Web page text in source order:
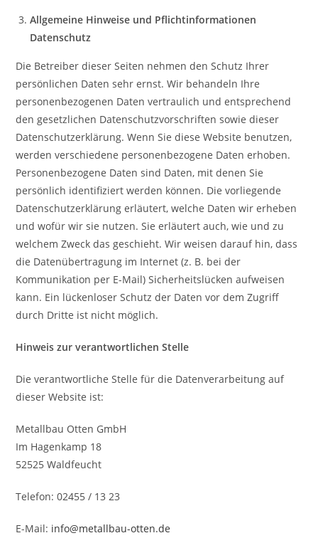
Allgemeine Hinweise und Pflichtinformationen
Datenschutz
Die Betreiber dieser Seiten nehmen den Schutz Ihrer
persönlichen Daten sehr ernst. Wir behandeln Ihre
personenbezogenen Daten vertraulich und entsprechend
den gesetzlichen Datenschutzvorschriften sowie dieser
Datenschutzerklärung. Wenn Sie diese Website benutzen,
werden verschiedene personenbezogene Daten erhoben.
Personenbezogene Daten sind Daten, mit denen Sie
persönlich identifiziert werden können. Die vorliegende
Datenschutzerklärung erläutert, welche Daten wir erheben
und wofür wir sie nutzen. Sie erläutert auch, wie und zu
welchem Zweck das geschieht. Wir weisen darauf hin, dass
die Datenübertragung im Internet (z. B. bei der
Kommunikation per E-Mail) Sicherheitslücken aufweisen
kann. Ein lückenloser Schutz der Daten vor dem Zugriff
durch Dritte ist nicht möglich.
Hinweis zur verantwortlichen Stelle
Die verantwortliche Stelle für die Datenverarbeitung auf
dieser Website ist:
Metallbau Otten GmbH
Im Hagenkamp 18
52525 Waldfeucht
Telefon: 02455 / 13 23
E-Mail: info@metallbau-otten.de